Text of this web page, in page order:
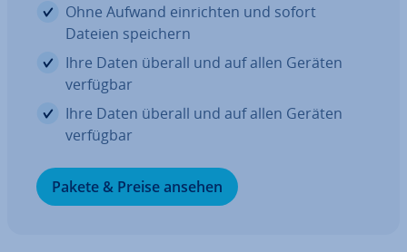
Ohne Aufwand ein­rich­ten und sofort
Dateien speichern
Ihre Daten überall und auf allen Geräten
verfügbar
Ihre Daten überall und auf allen Geräten
verfügbar
Pakete & Preise ansehen